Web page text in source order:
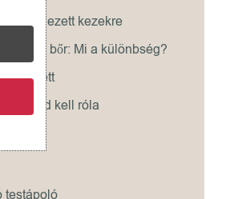
repedezett kezekre
száraz bőr: Mi a különbség?
év felett
tudnod kell róla
testápoló